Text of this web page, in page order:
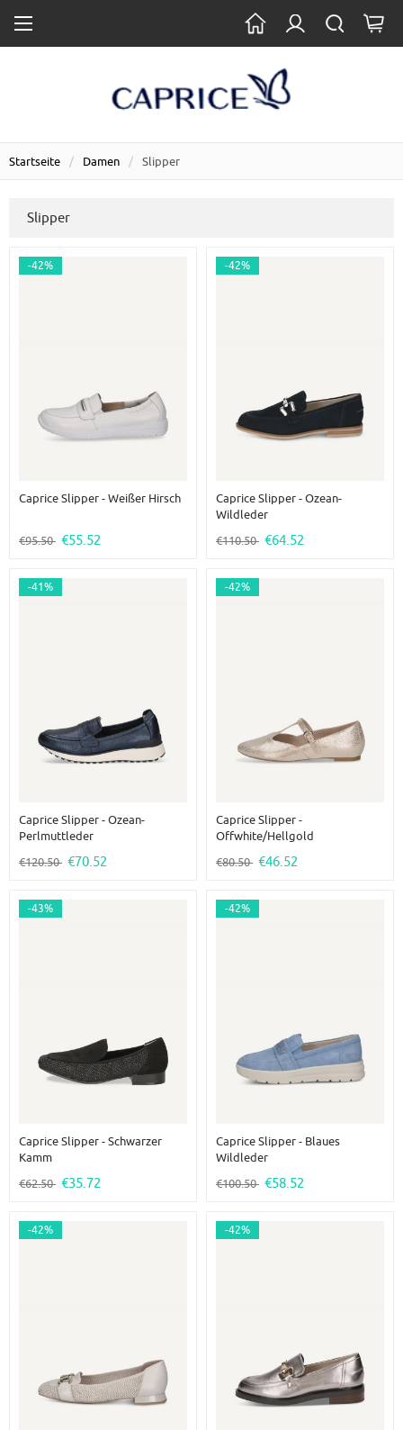
Startseite Damen Slipper
Slipper
Caprice Slipper - Weißer Hirsch
€95.50 €55.52
-42%
Caprice Slipper - Ozean-
Wildleder
€110.50 €64.52
-42%
Caprice Slipper - Ozean-
Perlmuttleder
€120.50 €70.52
-41%
Caprice Slipper -
Offwhite/Hellgold
€80.50 €46.52
-42%
Caprice Slipper - Schwarzer
Kamm
€62.50 €35.72
-43%
Caprice Slipper - Blaues
Wildleder
€100.50 €58.52
-42%
-42% -42%